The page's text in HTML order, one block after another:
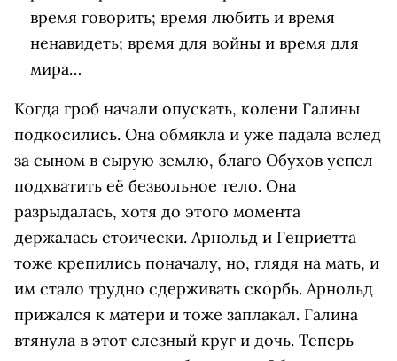
время говорить; время любить и время
ненавидеть; время для войны и время для
мира…
Когда гроб начали опускать, колени Галины
подкосились. Она обмякла и уже падала вслед
за сыном в сырую землю, благо Обухов успел
подхватить её безвольное тело. Она
разрыдалась, хотя до этого момента
держалась стоически. Арнольд и Генриетта
тоже крепились поначалу, но, глядя на мать, и
им стало трудно сдерживать скорбь. Арнольд
прижался к матери и тоже заплакал. Галина
втянула в этот слезный круг и дочь. Теперь